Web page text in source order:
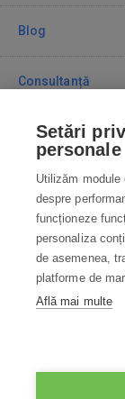
Blog
Consultanță
Cum cumpăr
Contact
Contactați-ne
031 22 97
POLITICA DE
Setări
personale
Utilizăm
despre
funcționeze
personaliza
de asemenea,
platforme de
Află mai multe